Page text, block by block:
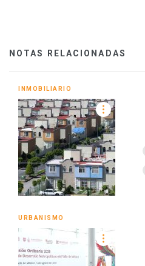
NOTAS RELACIONADAS
INMOBILIARIO
URBANISMO